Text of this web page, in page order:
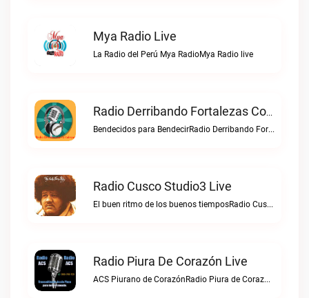
Mya Radio Live
La Radio del Perú Mya RadioMya Radio live
Radio Derribando Fortalezas Con Cristo Live
Bendecidos para BendecirRadio Derribando Fortalezas con Cristo live
Radio Cusco Studio3 Live
El buen ritmo de los buenos tiemposRadio Cusco Studio3 live
Radio Piura De Corazón Live
ACS Piurano de CorazónRadio Piura de Corazón live